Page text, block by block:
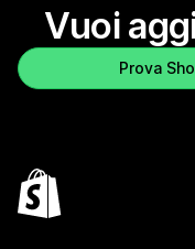
Vuoi
Prova